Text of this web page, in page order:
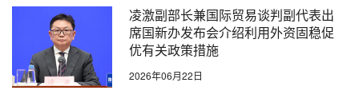
凌激副部长兼国际贸易谈判副代表出
席国新办发布会介绍利用外资固稳促
优有关政策措施
2026年06月22日